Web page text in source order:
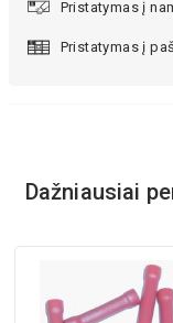
Pristatymas į
Pristatymas į
Dažniausiai